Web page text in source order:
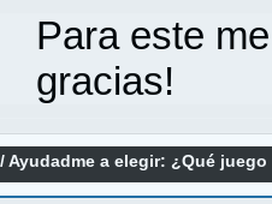
Para este
gracias!
/Ayudadme a elegir: ¿Qué